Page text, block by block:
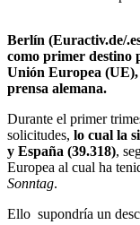
Berlín (Euractiv.de/
como primer destino
Unión Europea
prensa alemana.
Durante el primer
solicitudes, lo cual la
y España (39.318),
Europea al cual ha
Sonntag.
Ello supondría un